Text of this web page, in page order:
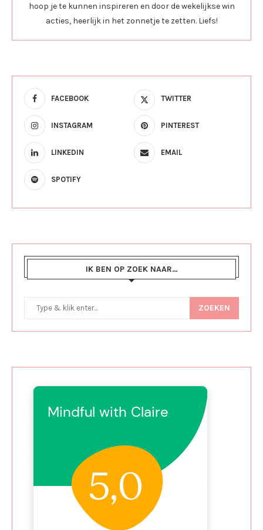
hoop je te kunnen inspireren en door de wekelijkse win
acties, heerlijk in het zonnetje te zetten. Liefs!
FACEBOOK TWITTER
INSTAGRAM PINTEREST
LINKEDIN EMAIL
SPOTIFY
IK BEN OP ZOEK NAAR…
ZOEKEN